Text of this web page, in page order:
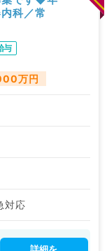
科／常
与
万円
対応
詳細を